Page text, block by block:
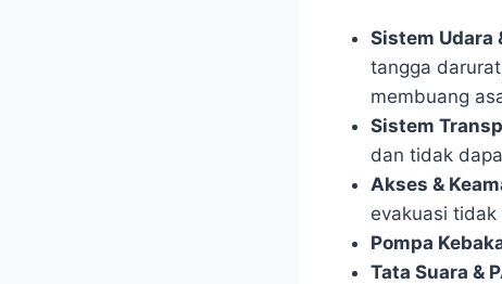
Sistem Udara
tangga
membuang
Sistem
dan tidak
Akses &
evakuasi
Pompa
Tata Suara &